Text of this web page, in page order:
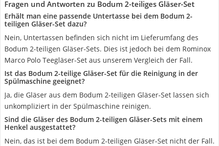
Fragen und Antworten zu Bodum 2-teiliges Gläser-Set
Erhält man eine passende Untertasse bei dem Bodum 2-
teiligen Gläser-Set dazu?
Nein, Untertassen befinden sich nicht im Lieferumfang des
Bodum 2-teiligen Gläser-Sets. Dies ist jedoch bei dem Rominox
Marco Polo Teegläser-Set aus unserem Vergleich der Fall.
Ist das Bodum 2-teilige Gläser-Set für die Reinigung in der
Spülmaschine geeignet?
Ja, die Gläser aus dem Bodum 2-teiligen Gläser-Set lassen sich
unkompliziert in der Spülmaschine reinigen.
Sind die Gläser des Bodum 2-teiligen Gläser-Sets mit einem
Henkel ausgestattet?
Nein, das ist bei dem Bodum 2-teiligen Gläser-Set nicht der Fall.